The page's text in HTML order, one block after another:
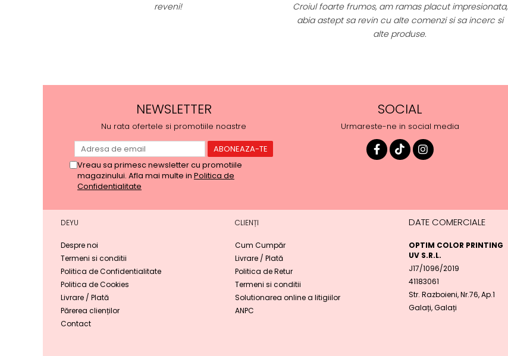
reveni!
Croiul foarte frumos, am ramas placut impresionata,
abia astept sa revin cu alte comenzi si sa incerc si
alte produse.
NEWSLETTER
Nu rata ofertele si promotiile noastre
Vreau sa primesc newsletter cu promotiile
magazinului. Afla mai multe in Politica de
Confidentialitate
SOCIAL
Urmareste-ne in social media
DEYU
Despre noi
Termeni si conditii
Politica de Confidentialitate
Politica de Cookies
Livrare / Plată
Părerea clienților
Contact
CLIENȚI
Cum Cumpăr
Livrare / Plată
Politica de Retur
Termeni si conditii
Solutionarea online a litigiilor
ANPC
DATE COMERCIALE
OPTIM COLOR PRINTING
UV S.R.L.
J17/1096/2019
41183061
Str. Razboieni, Nr.76, Ap.1
Galați, Galați